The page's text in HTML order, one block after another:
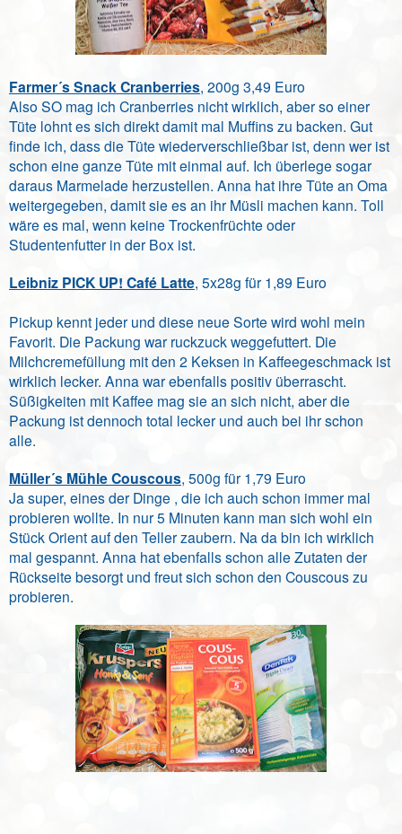
Farmer´s Snack Cranberries, 200g 3,49 Euro
Also SO mag ich Cranberries nicht wirklich, aber so einer
Tüte lohnt es sich direkt damit mal Muffins zu backen. Gut
finde ich, dass die Tüte wiederverschließbar ist, denn wer ist
schon eine ganze Tüte mit einmal auf. Ich überlege sogar
daraus Marmelade herzustellen. Anna hat ihre Tüte an Oma
weitergegeben, damit sie es an ihr Müsli machen kann. Toll
wäre es mal, wenn keine Trockenfrüchte oder
Studentenfutter in der Box ist.
Leibniz PICK UP! Café Latte, 5x28g für 1,89 Euro
Pickup kennt jeder und diese neue Sorte wird wohl mein
Favorit. Die Packung war ruckzuck weggefuttert. Die
Milchcremefüllung mit den 2 Keksen in Kaffeegeschmack ist
wirklich lecker. Anna war ebenfalls positiv überrascht.
Süßigkeiten mit Kaffee mag sie an sich nicht, aber die
Packung ist dennoch total lecker und auch bei ihr schon
alle.
Müller´s Mühle Couscous, 500g für 1,79 Euro
Ja super, eines der Dinge , die ich auch schon immer mal
probieren wollte. In nur 5 Minuten kann man sich wohl ein
Stück Orient auf den Teller zaubern. Na da bin ich wirklich
mal gespannt. Anna hat ebenfalls schon alle Zutaten der
Rückseite besorgt und freut sich schon den Couscous zu
probieren.